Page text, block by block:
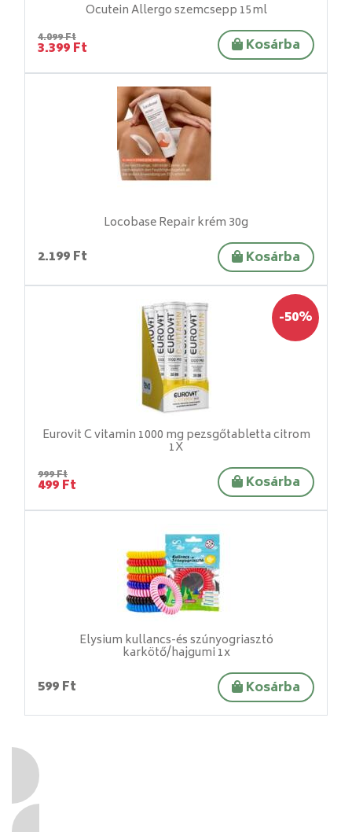
Ocutein Allergo szemcsepp 15ml
4.099 Ft
3.399 Ft Kosárba
Locobase Repair krém 30g
2.199 Ft Kosárba
-50%
Eurovit C vitamin 1000 mg pezsgőtabletta citrom
1X
999 Ft
499 Ft Kosárba
Elysium kullancs-és szúnyogriasztó
karkötő/hajgumi 1x
599 Ft Kosárba